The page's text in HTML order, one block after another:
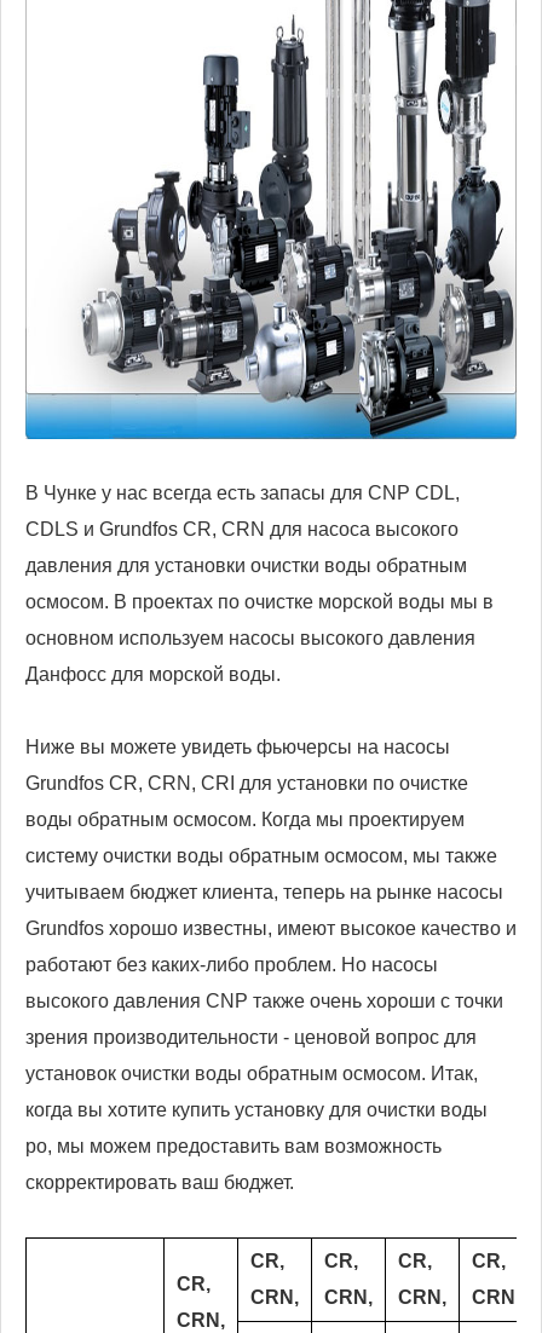
В Чунке у нас всегда есть запасы для CNP CDL,
CDLS и Grundfos CR, CRN для насоса высокого
давления для установки очистки воды обратным
осмосом. В проектах по очистке морской воды мы в
основном используем насосы высокого давления
Данфосс для морской воды.
Ниже вы можете увидеть фьючерсы на насосы
Grundfos CR, CRN, CRI для установки по очистке
воды обратным осмосом. Когда мы проектируем
систему очистки воды обратным осмосом, мы также
учитываем бюджет клиента, теперь на рынке насосы
Grundfos хорошо известны, имеют высокое качество и
работают без каких-либо проблем. Но насосы
высокого давления CNP также очень хороши с точки
зрения производительности - ценовой вопрос для
установок очистки воды обратным осмосом. Итак,
когда вы хотите купить установку для очистки воды
ро, мы можем предоставить вам возможность
скорректировать ваш бюджет.
CR,
CRN,
CR,
CRN,
CR,
CRN,
CR,
CRN,
CR,
CRN,